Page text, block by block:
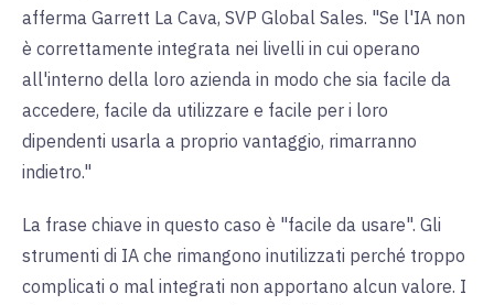
afferma Garrett La Cava, SVP Global Sales. "Se l'IA non
è correttamente integrata nei livelli in cui operano
all'interno della loro azienda in modo che sia facile da
accedere, facile da utilizzare e facile per i loro
dipendenti usarla a proprio vantaggio, rimarranno
indietro."
La frase chiave in questo caso è "facile da usare". Gli
strumenti di IA che rimangono inutilizzati perché troppo
complicati o mal integrati non apportano alcun valore. I